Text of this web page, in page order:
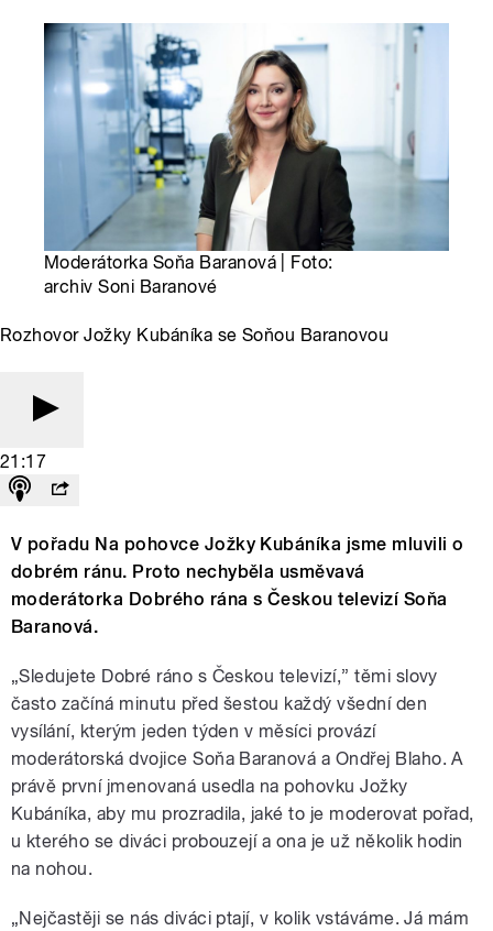
Moderátorka Soňa Baranová | Foto:
archiv Soni Baranové
Rozhovor Jožky Kubáníka se Soňou Baranovou
21:17
V pořadu Na pohovce Jožky Kubáníka jsme mluvili o
dobrém ránu. Proto nechyběla usměvavá
moderátorka Dobrého rána s Českou televizí Soňa
Baranová.
„Sledujete Dobré ráno s Českou televizí,” těmi slovy
často začíná minutu před šestou každý všední den
vysílání, kterým jeden týden v měsíci provází
moderátorská dvojice Soňa Baranová a Ondřej Blaho. A
právě první jmenovaná usedla na pohovku Jožky
Kubáníka, aby mu prozradila, jaké to je moderovat pořad,
u kterého se diváci probouzejí a ona je už několik hodin
na nohou.
„Nejčastěji se nás diváci ptají, v kolik vstáváme. Já mám